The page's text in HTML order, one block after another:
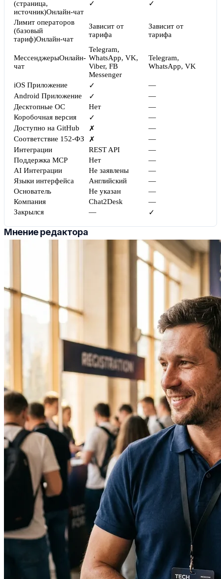
(страница,
источник)Онлайн-чат
✓ ✓
Лимит операторов
(базовый
тариф)Онлайн-чат
Зависит от
тарифа
Зависит от
тарифа
МессенджерыОнлайн-
чат
Telegram,
WhatsApp, VK,
Viber, FB
Messenger
Telegram,
WhatsApp, VK
iOS Приложение ✓
—
Android Приложение
✓
—
Десктопные ОС
Нет
—
Коробочная версия
✓
—
Доступно на GitHub
✗
—
Соответствие 152-ФЗ
✗
—
Интеграции
REST API
—
Поддержка MCP
Нет
—
AI Интеграции
Не заявлены
—
Языки интерфейса
Английский
—
Основатель
Не указан
—
Компания
Chat2Desk
—
Закрылся
— ✓
Мнение редактора